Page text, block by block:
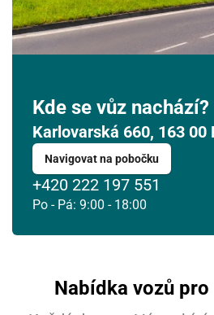
Kde se vůz nachází?
Karlovarská 660, 163 00
Navigovat na pobočku
+420 222 197 551
Po - Pá: 9:00 - 18:00
Nabídka vozů